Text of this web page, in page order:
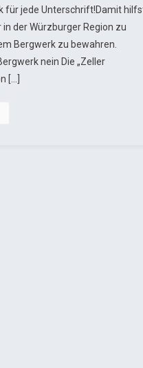
für jede Unterschrift!Damit
in der Würzburger Region zu
Bergwerk zu bewahren.
nein Die „Zeller
[…]